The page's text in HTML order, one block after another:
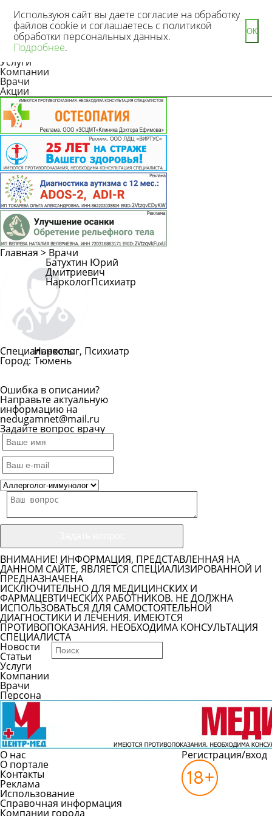
Новости
Статьи
Услуги
Компании
Врачи
Акции
Главная > Врачи
Батухтин Юрий
Дмитриевич
НаркологПсихиатр
Специальность:
Нарколог, Психиатр
Город: Тюмень
Ошибка в описании?
Направьте актуальную
информацию на
nedugamnet@mail.ru
Задайте вопрос врачу
ВНИМАНИЕ! ИНФОРМАЦИЯ, ПРЕДСТАВЛЕННАЯ НА
ДАННОМ САЙТЕ, ЯВЛЯЕТСЯ СПЕЦИАЛИЗИРОВАННОЙ И
ПРЕДНАЗНАЧЕНА
ИСКЛЮЧИТЕЛЬНО ДЛЯ МЕДИЦИНСКИХ И
ФАРМАЦЕВТИЧЕСКИХ РАБОТНИКОВ. НЕ ДОЛЖНА
ИСПОЛЬЗОВАТЬСЯ ДЛЯ САМОСТОЯТЕЛЬНОЙ
ДИАГНОСТИКИ И ЛЕЧЕНИЯ. ИМЕЮТСЯ
ПРОТИВОПОКАЗАНИЯ. НЕОБХОДИМА КОНСУЛЬТАЦИЯ
СПЕЦИАЛИСТА
Новости
Статьи
Услуги
Компании
Врачи
Персона
О нас
О портале
Контакты
Реклама
Использование
Справочная информация
Компании города
Регистрация/вход
Используюя сайт вы даете согласие на обработку
файлов cookie и соглашаетесь с политикой
обработки персональных данных.
Подробнее.
ОК